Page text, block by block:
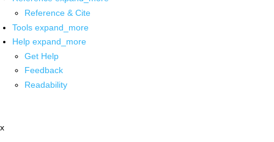
Reference & Cite
Tools expand_more
Help expand_more
Get Help
Feedback
Readability
x